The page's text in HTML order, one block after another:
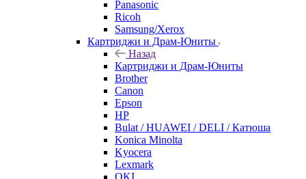
Panasonic
Ricoh
Samsung/Xerox
Картриджи и Драм-Юниты
Назад
Картриджи и Драм-Юниты
Brother
Canon
Epson
HP
Bulat / HUAWEI / DELI / Катюша
Konica Minolta
Kyocera
Lexmark
OKI